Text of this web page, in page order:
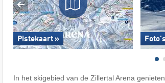
Pistekaart »
In het skigebied van de Zillertal Arena